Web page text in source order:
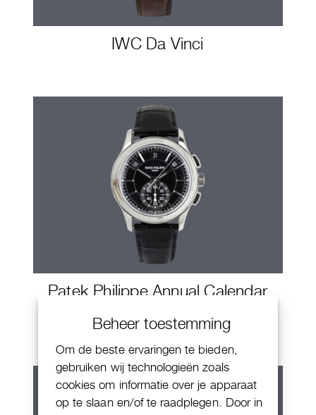
Beheer toestemming
Om de beste ervaringen te bieden,
gebruiken wij technologieën zoals
cookies om informatie over je apparaat
op te slaan en/of te raadplegen. Door in
IWC Da Vinci
Patek Philippe Annual Calendar